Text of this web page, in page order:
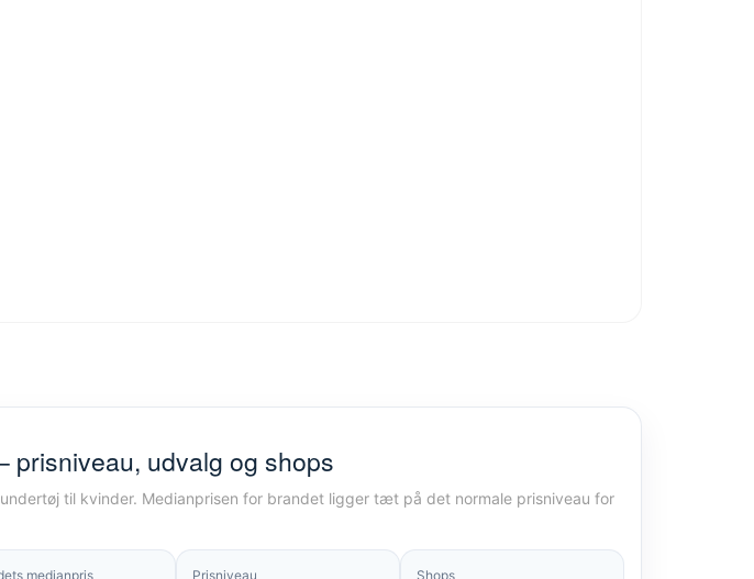
prisniveau, udvalg og shops
til kvinder. Medianprisen for brandet ligger tæt på det normale prisniveau for
medianpris Prisniveau Shops